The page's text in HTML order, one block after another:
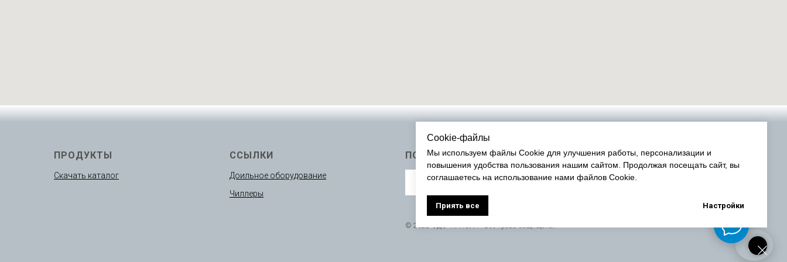
Cookie-файлы
Мы используем файлы Cookie для улучшения работы, персонализации и
повышения удобства пользования нашим сайтом. Продолжая посещать сайт, вы
соглашаетесь на использование нами файлов Cookie.
Приять все Настройки
ПРОДУКТЫ
Скачать каталог
ССЫЛКИ
Доильное оборудование
Чиллеры
ПОДПИСАТЬСЯ
© 2022 ОДО “КРИОЛА”. Все права защищены.